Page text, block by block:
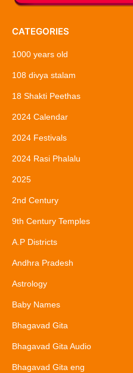
CATEGORIES
1000 years old
108 divya stalam
18 Shakti Peethas
2024 Calendar
2024 Festivals
2024 Rasi Phalalu
2025
2nd Century
9th Century Temples
A.P Districts
Andhra Pradesh
Astrology
Baby Names
Bhagavad Gita
Bhagavad Gita Audio
Bhagavad Gita eng